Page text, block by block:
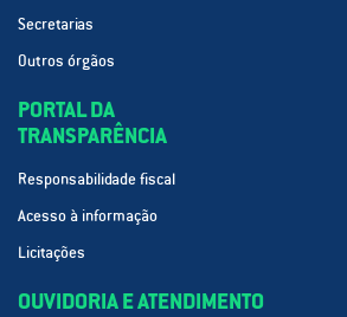
Secretarias
Outros órgãos
PORTAL DA
TRANSPARÊNCIA
Responsabilidade fiscal
Acesso à informação
Licitações
OUVIDORIA E ATENDIMENTO